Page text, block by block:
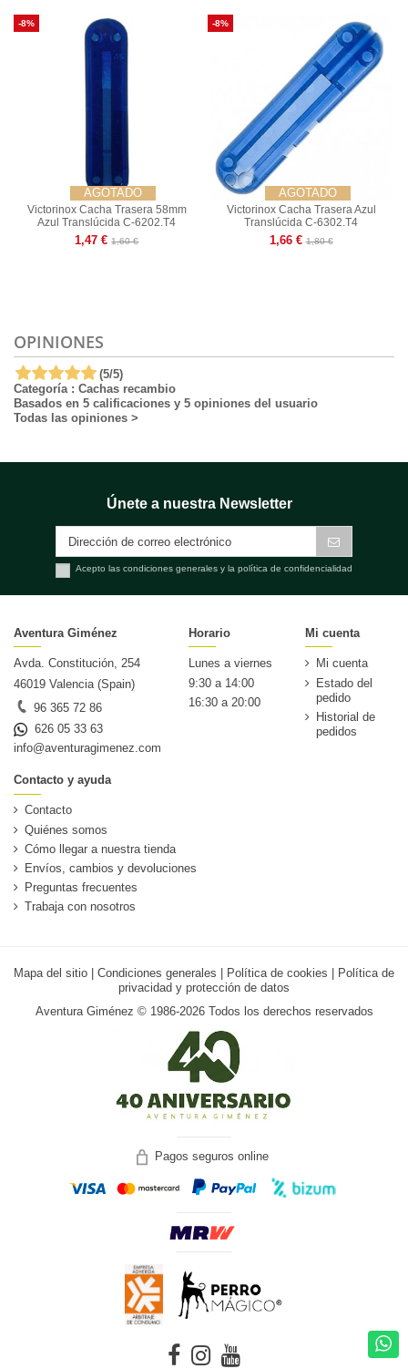
AGOTADO
-8%
Victorinox Cacha Trasera 58mm
Azul Translúcida C-6202.T4
1,47 € 1,60 €
AGOTADO
-8%
Victorinox Cacha Trasera Azul
Translúcida C-6302.T4
1,66 € 1,80 €
OPINIONES
(5/5)
Categoría : Cachas recambio
Basados en 5 calificaciones y 5 opiniones del usuario
Todas las opiniones >
Únete a nuestra Newsletter
Acepto las condiciones generales y la política de confidencialidad
Aventura Giménez
Avda. Constitución, 254
46019 Valencia (Spain)
96 365 72 86
626 05 33 63
info@aventuragimenez.com
Horario
Lunes a viernes
9:30 a 14:00
16:30 a 20:00
Mi cuenta
Mi cuenta
Estado del
pedido
Historial de
pedidos
Contacto y ayuda
Contacto
Quiénes somos
Cómo llegar a nuestra tienda
Envíos, cambios y devoluciones
Preguntas frecuentes
Trabaja con nosotros
Mapa del sitio Condiciones generales Política de cookies
Política de
privacidad y protección de datos
Aventura Giménez © 1986-2026 Todos los derechos reservados
Pagos seguros online